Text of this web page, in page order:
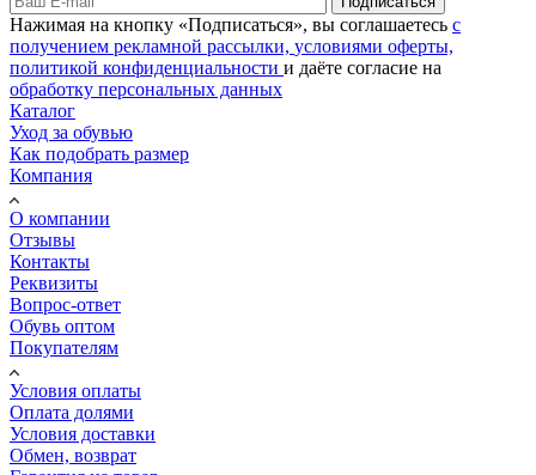
Нажимая на кнопку «Подписаться», вы соглашаетесь с
получением рекламной рассылки, условиями оферты,
политикой конфиденциальности и даёте согласие на
обработку персональных данных
Каталог
Уход за обувью
Как подобрать размер
Компания
О компании
Отзывы
Контакты
Реквизиты
Вопрос-ответ
Обувь оптом
Покупателям
Условия оплаты
Оплата долями
Условия доставки
Обмен, возврат